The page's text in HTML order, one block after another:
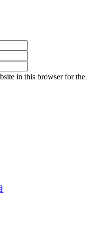
in this browser for the